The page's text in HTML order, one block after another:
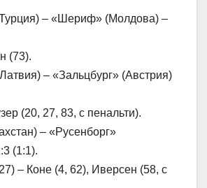
– «Шериф» (Молдова) –
(73).
– «Зальцбург» (Австрия)
(20, 27, 83, с пенальти).
– «Русенборг»
(1:1).
– Коне (4, 62), Иверсен (58, с